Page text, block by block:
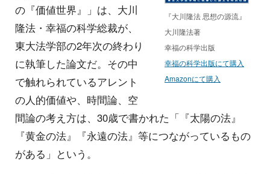
『大川隆法 思想の源流』
大川隆法著
幸福の科学出版
幸福の科学出版にて購入
Amazonにて購入
の『価値世界』」は、大川
隆法・幸福の科学総裁が、
東大法学部の2年次の終わり
に執筆した論文だ。その中
で触れられているアレント
の人的価値や、時間論、空
間論の考え方は、30歳で書かれた「『太陽の法』
『黄金の法』『永遠の法』等につながっているもの
がある」という。